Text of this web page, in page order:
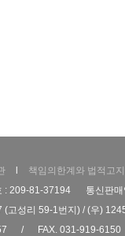
책임의한계와 법적고지
: 209-81-37194
통신판
(고성리 59-1번지) / (우)
/ FAX. 031-919-6150